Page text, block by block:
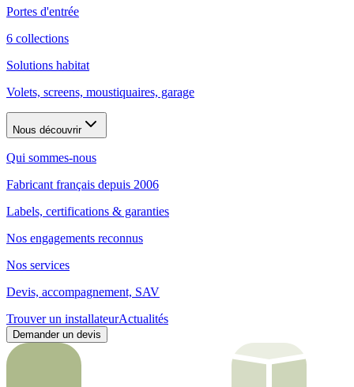
Portes d'entrée
6 collections
Solutions habitat
Volets, screens, moustiquaires, garage
Nous découvrir
Qui sommes-nous
Fabricant français depuis 2006
Labels, certifications & garanties
Nos engagements reconnus
Nos services
Devis, accompagnement, SAV
Trouver un installateurActualités
Demander un devis